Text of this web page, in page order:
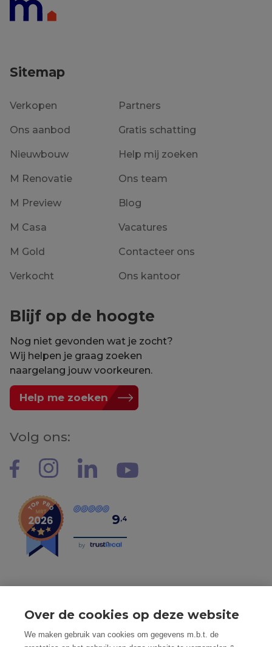
Sitemap
Verkopen
Ons aanbod
Nieuwbouw
M Renovatie
M Preview
M Casa
M Gold
Verkocht
Partners
Gratis schatting
Help mij zoeken
Ons team
Blog
Vacatures
Contacteer ons
Ons kantoor
Blijf op de hoogte
Nog niet gevonden wat je zocht?
Wij helpen je graag zoeken
naargelang jouw voorkeuren.
Help me zoeken
Volg ons:
9,4
by
Mindset Real Estate bv - BTW: BE0634994563 -
Over de cookies op deze website
We maken gebruik van cookies om gegevens m.b.t. de